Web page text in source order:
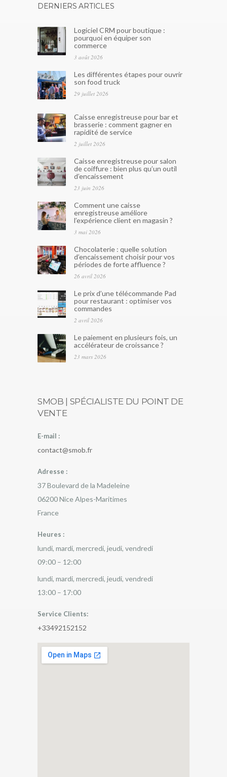
DERNIERS ARTICLES
Logiciel CRM pour boutique :
pourquoi en équiper son
commerce
3 août 2026
Les différentes étapes pour ouvrir
son food truck
29 juillet 2026
Caisse enregistreuse pour bar et
brasserie : comment gagner en
rapidité de service
2 juillet 2026
Caisse enregistreuse pour salon
de coiffure : bien plus qu’un outil
d’encaissement
23 juin 2026
Comment une caisse
enregistreuse améliore
l’expérience client en magasin ?
3 mai 2026
Chocolaterie : quelle solution
d’encaissement choisir pour vos
périodes de forte affluence ?
26 avril 2026
Le prix d’une télécommande Pad
pour restaurant : optimiser vos
commandes
2 avril 2026
Le paiement en plusieurs fois, un
accélérateur de croissance ?
23 mars 2026
SMOB | SPÉCIALISTE DU POINT DE
VENTE
E-mail :
contact@smob.fr
Adresse :
37 Boulevard de la Madeleine
06200NiceAlpes-Maritimes
France
Heures :
lundi, mardi, mercredi, jeudi, vendredi
09:00 – 12:00
lundi, mardi, mercredi, jeudi, vendredi
13:00 – 17:00
Service Clients:
+33492152152